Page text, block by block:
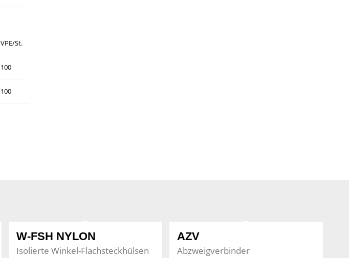
VPE/St.
100
100
W-FSH NYLON
Isolierte Winkel-Flachsteckhülsen
AZV
Abzweigverbinder